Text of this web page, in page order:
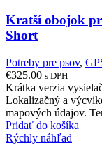
Kratší obojok
Short
Potreby pre psov,
€325.00 s DPH
Krátka verzia
Lokalizačný a
mapových údajov.
Pridať do košíka
Rýchly náhľad